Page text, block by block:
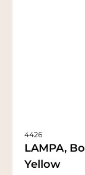
4426
LAMPA,
Yellow